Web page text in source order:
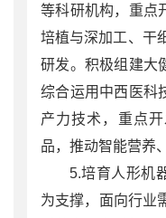
等科研机构，重点
培植与深加工、干
研发。积极组建大
综合运用中西医科
产力技术，重点
品，推动智能营养
5.培育人形机
为支撑，面向行业